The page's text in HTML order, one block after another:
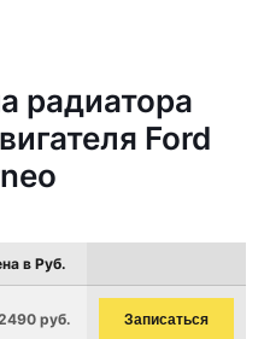
радиатора
Ford
в Руб.
руб. Записаться